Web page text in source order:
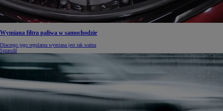
Wymiana filtra paliwa w samochodzie
Dlaczego jego regularna wymiana jest tak ważna
Sprawdź